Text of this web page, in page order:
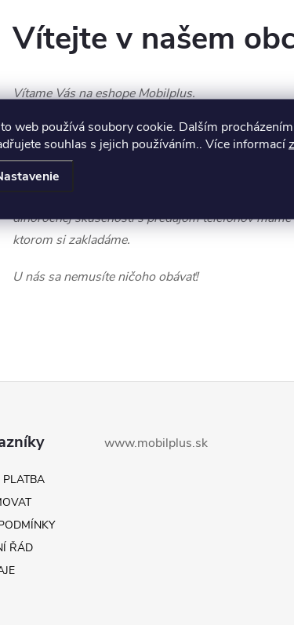
web používá soubory cookie. Dalším
souhlas s jejich používáním.. Více informací
Vítejte v našem
Vítame Vás na eshope Mobilplus.
Mobilplus.sk je tu pre Vás už viac ako 25 rokov.
Našou súčasťou je predajňa v Prahe, ktorá je
chytrých hodiniek, príslušenstva či inteligentnej
elektroniky ako takej. Našou prioritou je
dlhoročnej skúsenosti s predajom telefónov
ktorom si zakladáme.
U nás sa nemusíte ničoho obávať!
ŘÁD
www.mobilplus.sk